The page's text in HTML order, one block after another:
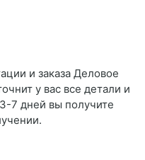
и заказа Деловое
у вас все детали и
7 дней вы получите